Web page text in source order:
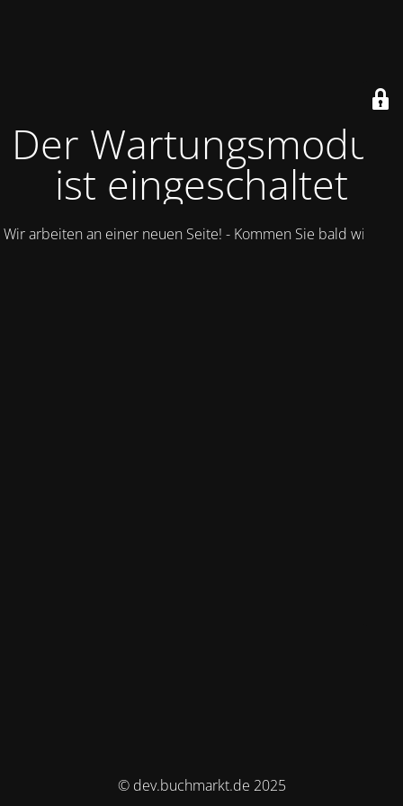
Der Wartungsmodus
ist eingeschaltet
Wir arbeiten an einer neuen Seite! - Kommen Sie bald wieder.
© dev.buchmarkt.de 2025